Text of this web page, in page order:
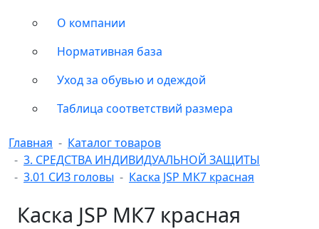
О компании
Нормативная база
Уход за обувью и одеждой
Таблица соответствий размера
Главная
Каталог товаров
3. СРЕДСТВА ИНДИВИДУАЛЬНОЙ ЗАЩИТЫ
3.01 СИЗ головы
Каска JSP МК7 красная
Каска JSP МК7 красная